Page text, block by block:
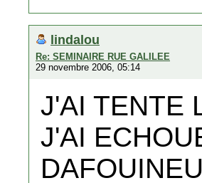
lindalou
Re: SEMINAIRE RUE GALILEE
29 novembre 2006, 05:14
J'AI TENTE
J'AI